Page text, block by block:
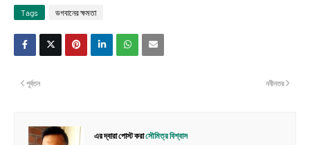
Tags ভগবানের ক্ষমতা
নবীনতর
পূর্বতন
এর দ্বারা পোস্ট করাসৌমিত্র বিশ্বাস